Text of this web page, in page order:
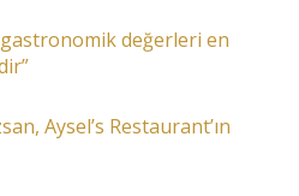
değerleri en
Aysel’s Restaurant’ın